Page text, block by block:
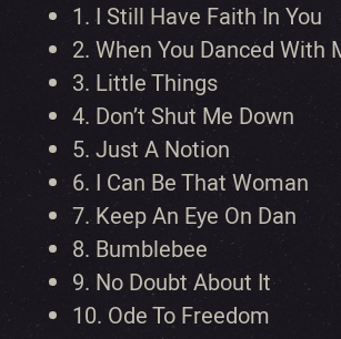
1. I Still Have Faith In You
2. When You Danced With
3. Little Things
4. Don’t Shut Me Down
5. Just A Notion
6. I Can Be That Woman
7. Keep An Eye On Dan
8. Bumblebee
9. No Doubt About It
10. Ode To Freedom